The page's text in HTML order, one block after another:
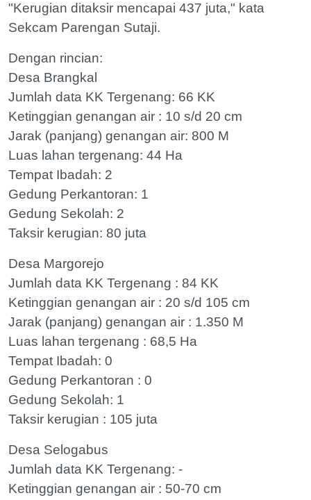
"Kerugian ditaksir mencapai 437 juta," kata
Sekcam Parengan Sutaji.
Dengan rincian:
Desa Brangkal
Jumlah data KK Tergenang: 66 KK
Ketinggian genangan air : 10 s/d 20 cm
Jarak (panjang) genangan air: 800 M
Luas lahan tergenang: 44 Ha
Tempat Ibadah: 2
Gedung Perkantoran: 1
Gedung Sekolah: 2
Taksir kerugian: 80 juta
Desa Margorejo
Jumlah data KK Tergenang : 84 KK
Ketinggian genangan air : 20 s/d 105 cm
Jarak (panjang) genangan air : 1.350 M
Luas lahan tergenang : 68,5 Ha
Tempat Ibadah: 0
Gedung Perkantoran : 0
Gedung Sekolah: 1
Taksir kerugian : 105 juta
Desa Selogabus
Jumlah data KK Tergenang: -
Ketinggian genangan air : 50-70 cm